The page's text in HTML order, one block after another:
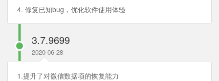
4. 修复已知bug，优化软件使用体验
3.7.9699
2020-06-28
1.提升了对微信数据项的恢复能力